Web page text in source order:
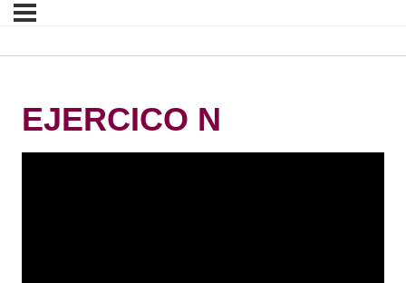
EJERCICO N